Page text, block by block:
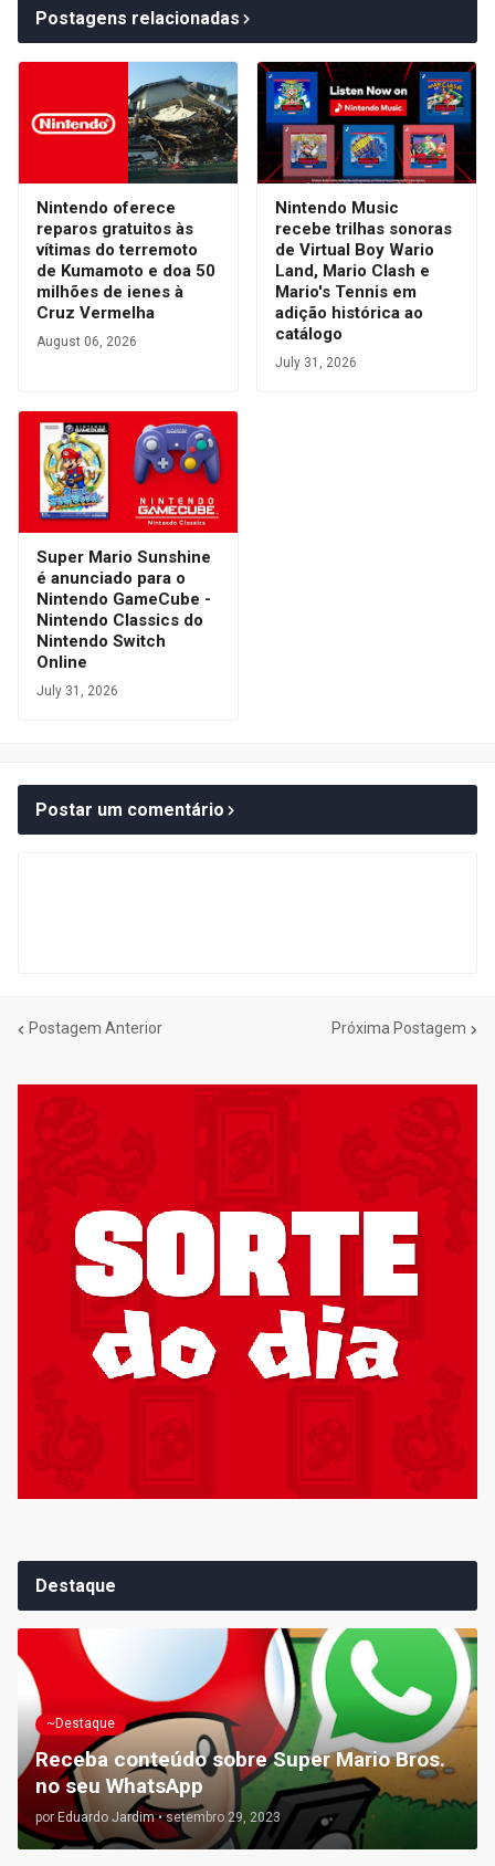
Postagens relacionadas
Nintendo oferece
reparos gratuitos às
vítimas do terremoto
de Kumamoto e doa 50
milhões de ienes à
Cruz Vermelha
August 06, 2026
Nintendo Music
recebe trilhas sonoras
de Virtual Boy Wario
Land, Mario Clash e
Mario's Tennis em
adição histórica ao
catálogo
July 31, 2026
Super Mario Sunshine
é anunciado para o
Nintendo GameCube -
Nintendo Classics do
Nintendo Switch
Online
July 31, 2026
Postar um comentário
Postagem Anterior Próxima Postagem
Destaque
~Destaque
Receba conteúdo sobre Super Mario Bros.
no seu WhatsApp
por Eduardo Jardim • setembro 29, 2023